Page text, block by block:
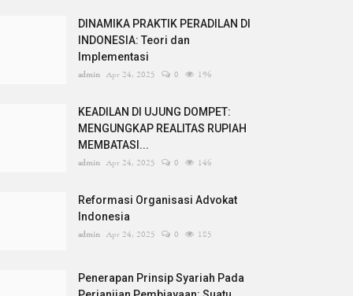
DINAMIKA PRAKTIK PERADILAN DI
INDONESIA: Teori dan
Implementasi
admin Apr 24, 2025 0 196
KEADILAN DI UJUNG DOMPET:
MENGUNGKAP REALITAS RUPIAH
MEMBATASI...
admin Apr 24, 2025 0 146
Reformasi Organisasi Advokat
Indonesia
admin Apr 24, 2025 0 185
Penerapan Prinsip Syariah Pada